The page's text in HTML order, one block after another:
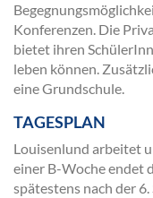
Konferenzen. Die
bietet ihren
leben können.
eine Grundschule.
TAGESPLAN
Louisenlund arbeitet
einer B-Woche endet
spätestens nach der